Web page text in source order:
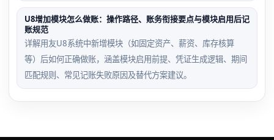
U8增加模块怎么做账：操作路径、账务衔接要点与模块启用后记
账规范
详解用友U8系统中新增模块（如固定资产、薪资、库存核算
等）后如何正确做账，涵盖模块启用前提、凭证生成逻辑、期间
匹配规则、常见记账失败原因及替代方案建议。